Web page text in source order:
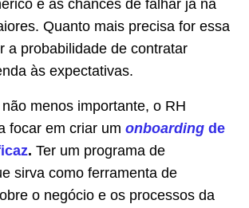
e as chances de falhar já na
Quanto mais precisa for essa
a probabilidade de contratar
às expectativas.
menos importante, o RH
focar em criar um onboarding de
. Ter um programa de
sirva como ferramenta de
o negócio e os processos da